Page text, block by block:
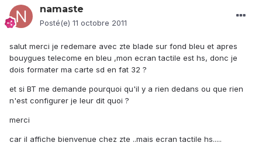
namaste
Posté(e) 11 octobre 2011
salut merci je redemare avec zte blade sur fond bleu et apres
bouygues telecome en bleu ,mon ecran tactile est hs, donc je
dois formater ma carte sd en fat 32 ?
et si BT me demande pourquoi qu'il y a rien dedans ou que rien
n'est configurer je leur dit quoi ?
merci
car il affiche bienvenue chez zte ..mais ecran tactile hs.....